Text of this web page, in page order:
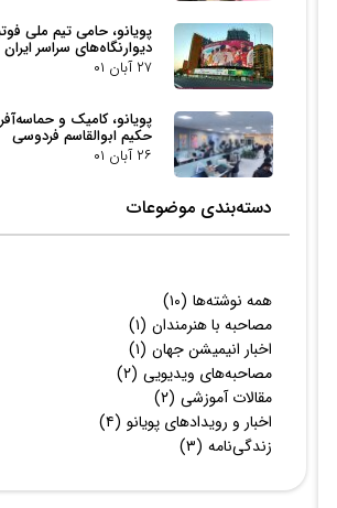
پویانو، حامی تیم ملی
دیوارنگاه‌های سراسر ایران
۲۷ آبان ۰۱
پویانو، کامیک و
حکیم ابوالقاسم فردوسی
۲۶ آبان ۰۱
دسته‌بندی موضوعات
همه نوشته‌ها (۱۰)
مصاحبه با هنرمندان (۱)
اخبار انیمیشن جهان (۱)
مصاحبه‌های ویدیویی (۲)
مقالات آموزشی (۲)
اخبار و رویدادهای پویانو (۴)
زندگی‌نامه (۳)